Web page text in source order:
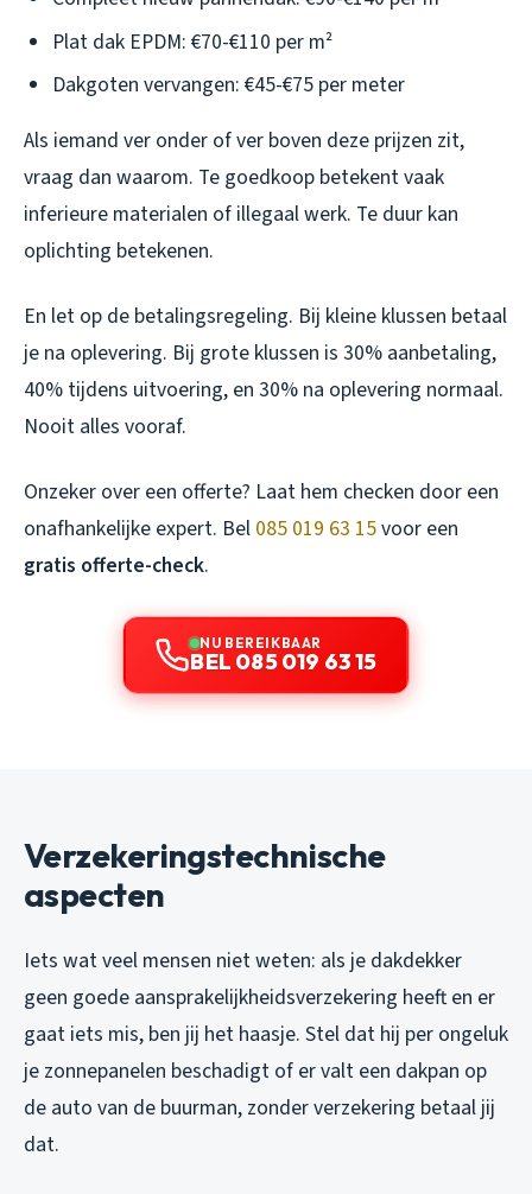
Plat dak EPDM: €70-€110 per m²
Dakgoten vervangen: €45-€75 per meter
Als iemand ver onder of ver boven deze prijzen zit,
vraag dan waarom. Te goedkoop betekent vaak
inferieure materialen of illegaal werk. Te duur kan
oplichting betekenen.
En let op de betalingsregeling. Bij kleine klussen betaal
je na oplevering. Bij grote klussen is 30% aanbetaling,
40% tijdens uitvoering, en 30% na oplevering normaal.
Nooit alles vooraf.
Onzeker over een offerte? Laat hem checken door een
onafhankelijke expert. Bel 085 019 63 15voor een
gratis offerte-check.
NU BEREIKBAAR
BEL 085 019 63 15
Verzekeringstechnische
aspecten
Iets wat veel mensen niet weten: als je dakdekker
geen goede aansprakelijkheidsverzekering heeft en er
gaat iets mis, ben jij het haasje. Stel dat hij per ongeluk
je zonnepanelen beschadigt of er valt een dakpan op
de auto van de buurman, zonder verzekering betaal jij
dat.